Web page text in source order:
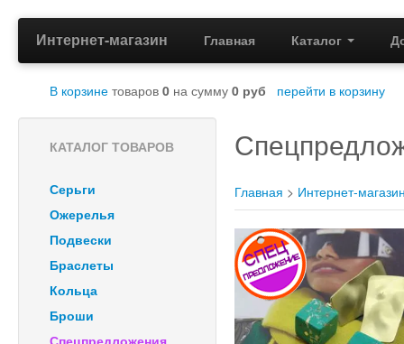
Интернет-магазин Главная Каталог
В корзине товаров 0 на сумму 0 руб перейти в корзину
КАТАЛОГ ТОВАРОВ
Серьги
Ожерелья
Подвески
Браслеты
Кольца
Броши
Главная > Интернет-